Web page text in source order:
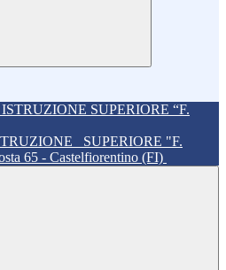
SUPERIORE "F.
65 - Castelfiorentino (FI)